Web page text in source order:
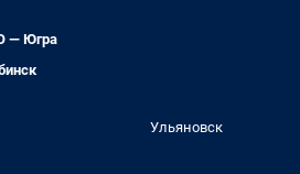
— Югра
Ульяновск